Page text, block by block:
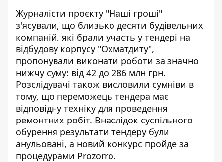
Журналісти проєкту "Наші гроші"
з'ясували, що близько десяти будівельних
компаній, які брали участь у тендері на
відбудову корпусу "Охматдиту",
пропонували виконати роботи за значно
нижчу суму: від 42 до 286 млн грн.
Розслідувачі також висловили сумніви в
тому, що переможець тендера має
відповідну техніку для проведення
ремонтних робіт. Внаслідок суспільного
обурення результати тендеру були
анульовані, а новий конкурс пройде за
процедурами Prozorro.